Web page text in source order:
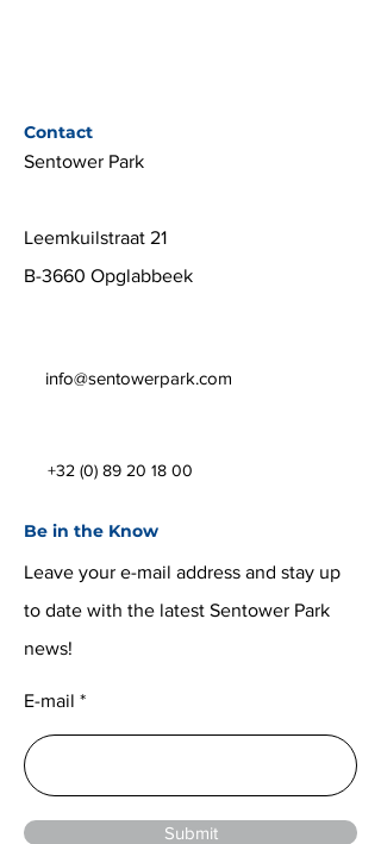
Contact
Sentower Park
Leemkuilstraat 21
B-3660 Opglabbeek
info@sentowerpark.com
+32 (0) 89 20 18 00
Be in the Know
Leave your e-mail address and stay up
to date with the latest Sentower Park
news!
E-mail
Submit